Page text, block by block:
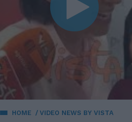
HOME VIDEO NEWS BY VISTA